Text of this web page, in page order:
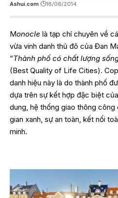
Ashui.com 18/06/2014
Monocle là tạp chí chuyên về
vừa vinh danh thủ đô của Đan
“Thành phố có chất lượng
(Best Quality of Life Cities).
danh hiệu này là do thành phố
dựa trên sự kết hợp đặc biệt
dung, hệ thống giao thông công
gian xanh, sự an toàn, kết nối
minh.